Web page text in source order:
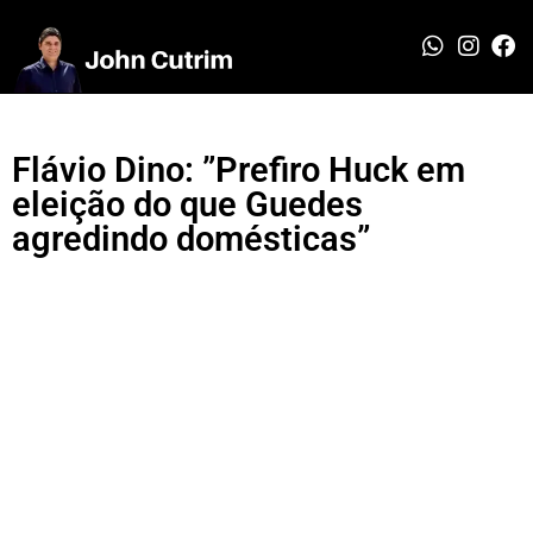
Flávio Dino: ”Prefiro Huck em
eleição do que Guedes
agredindo domésticas”